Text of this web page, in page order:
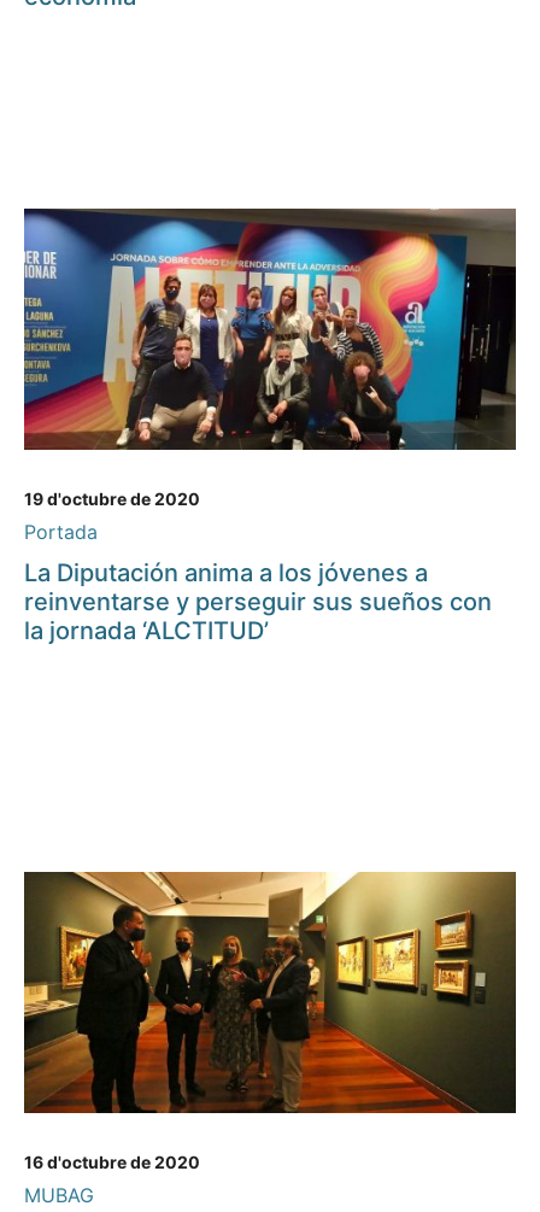
19 d'octubre de 2020
Portada
La Diputación anima a los jóvenes a
reinventarse y perseguir sus sueños con
la jornada ‘ALCTITUD’
16 d'octubre de 2020
MUBAG